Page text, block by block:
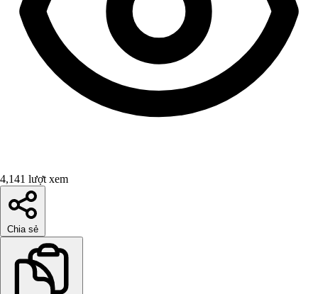
4,141 lượt xem
Chia sẻ